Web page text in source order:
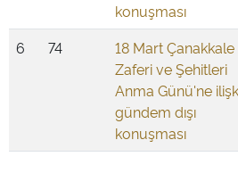
konuşması
6 74
18 Mart Çanakkale
Zaferi ve Şehitleri
Anma Günü'ne
gündem dışı
konuşması